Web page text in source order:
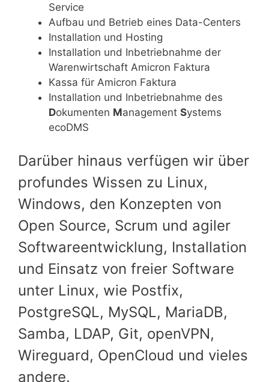
Service
Aufbau und Betrieb eines Data-Centers
Installation und Hosting
Installation und Inbetriebnahme der
Warenwirtschaft Amicron Faktura
Kassa für Amicron Faktura
Installation und Inbetriebnahme des
Dokumenten Management Systems
ecoDMS
Darüber hinaus verfügen wir über
profundes Wissen zu Linux,
Windows, den Konzepten von
Open Source, Scrum und agiler
Softwareentwicklung, Installation
und Einsatz von freier Software
unter Linux, wie Postfix,
PostgreSQL, MySQL, MariaDB,
Samba, LDAP, Git, openVPN,
Wireguard, OpenCloud und vieles
andere.